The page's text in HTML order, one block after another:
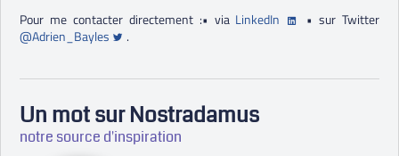
Pour me contacter directement :• via LinkedIn
• sur Twitter
@Adrien_Bayles
.
Un mot sur Nostradamus
notre source d'inspiration